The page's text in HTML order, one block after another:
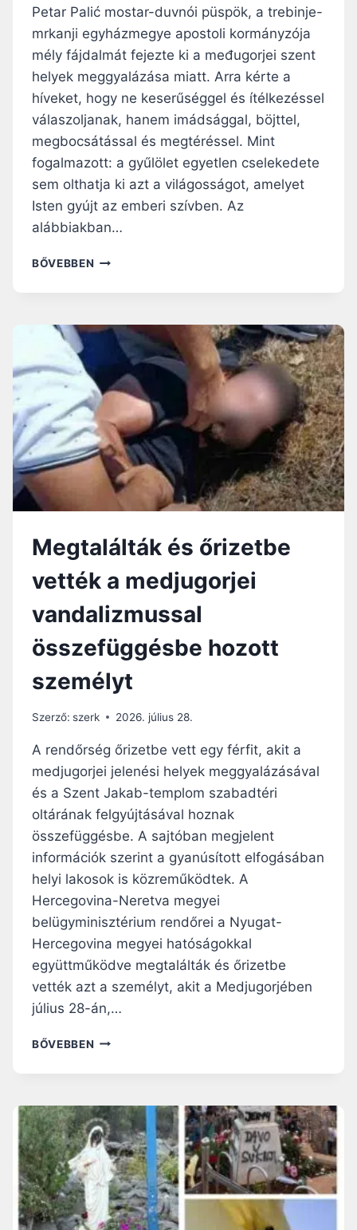
T
M
E
D
U
G
O
R
É
B
A
A
G
Y
H
E
L
Y
M
G
Y
A
L
Z
S
V
A
L
Y
N
Ú
S
T
J
Á
K
Petar Palić mostar-duvnói püspök, a trebinje-
mrkanji egyházmegye apostoli kormányzója
mély fájdalmát fejezte ki a međugorjei szent
helyek meggyalázása miatt. Arra kérte a
híveket, hogy ne keserűséggel és ítélkezéssel
válaszoljanak, hanem imádsággal, böjttel,
megbocsátással és megtéréssel. Mint
fogalmazott: a gyűlölet egyetlen cselekedete
sem olthatja ki azt a világosságot, amelyet
Isten gyújt az emberi szívben. Az
alábbiakban…
BŐVEBBEN
R
L
I
Ć
P
Ü
S
K
Y
L
T
O
A
A
M
Đ
U
G
O
R
J
E
I
Z
E
N
T
H
E
Y
E
G
G
Y
A
L
Á
Megtalálták és őrizetbe
vették a medjugorjei
vandalizmussal
összefüggésbe hozott
személyt
Szerző: szerk 2026. július 28.
A rendőrség őrizetbe vett egy férfit, akit a
medjugorjei jelenési helyek meggyalázásával
és a Szent Jakab-templom szabadtéri
oltárának felgyújtásával hoznak
összefüggésbe. A sajtóban megjelent
információk szerint a gyanúsított elfogásában
helyi lakosok is közreműködtek. A
Hercegovina-Neretva megyei
belügyminisztérium rendőrei a Nyugat-
Hercegovina megyei hatóságokkal
együttműködve megtalálták és őrizetbe
vették azt a személyt, akit a Medjugorjében
július 28-án,…
BŐVEBBEN M
A
L
Á
L
T
Á
K
É